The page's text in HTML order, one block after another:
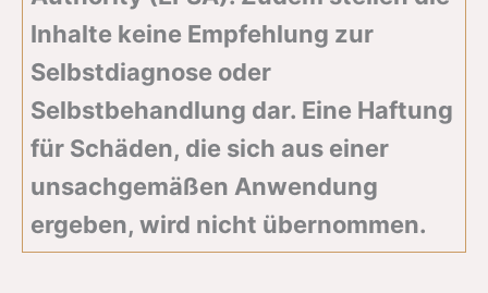
Inhalte keine Empfehlung zur
Selbstdiagnose oder
Selbstbehandlung dar. Eine Haftung
für Schäden, die sich aus einer
unsachgemäßen Anwendung
ergeben, wird nicht übernommen.